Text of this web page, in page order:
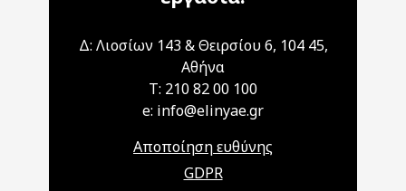
Δ: Λιοσίων 143 & Θειρσίου 6, 104 45,
Αθήνα
T: 210 82 00 100
e: info@elinyae.gr
Αποποίηση ευθύνης
GDPR